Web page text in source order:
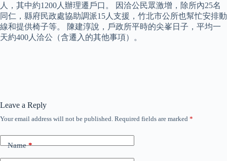
人，其中約1200人辦理遷戶口。 因洽公民眾激增，除所內25名
同仁，縣府民政處協助調派15人支援，竹北市公所也幫忙安排動
線和提供椅子等。 陳建淳說，戶政所平時的尖峯日子，平均一
天約400人洽公（含遷入的其他事項）。
Leave a Reply
Your email address will not be published. Required fields are marked *
Name*